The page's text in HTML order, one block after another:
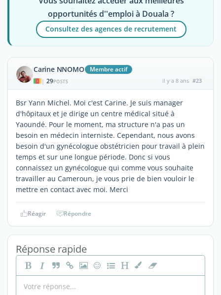
opportunités d''emploi à Douala ?
Consultez des agences de recrutement
Carine NNOMO Membre actif
| 29POSTS il y a 8 ans #23
Bsr Yann Michel. Moi c'est Carine. Je suis manager
d'hôpitaux et je dirige un centre médical situé à
Yaoundé. Pour le moment, ma structure n'a pas un
besoin en médecin interniste. Cependant, nous avons
besoin d'un gynécologue obstétricien pour travail à plein
temps et sur une longue période. Donc si vous
connaissez un gynécologue qui comme vous souhaite
travailler au Cameroun, je vous prie de bien vouloir le
mettre en contact avec moi. Merci
Réagir Répondre
Réponse rapide